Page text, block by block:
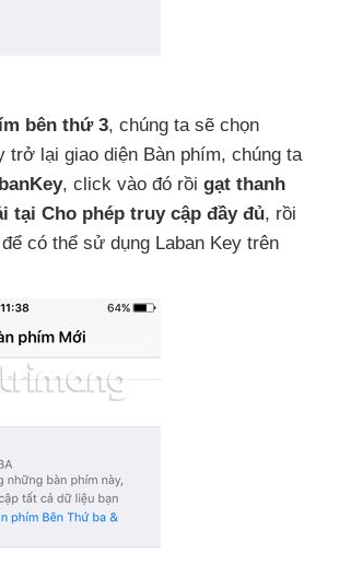
bên thứ 3, chúng ta sẽ chọn
trở lại giao diện Bàn phím, chúng ta
, click vào đó rồi gạt thanh
tại Cho phép truy cập đầy đủ, rồi
để có thể sử dụng Laban Key trên